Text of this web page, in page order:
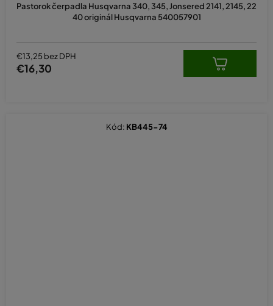
Pastorok čerpadla Husqvarna 340, 345, Jonsered 2141, 2145, 22
40 originál Husqvarna 540057901
€13,25 bez DPH
€16,30
Kód: KB445-74